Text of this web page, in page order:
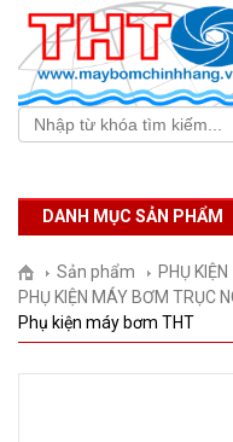
DANH MỤC SẢN PHẨM
Sản phẩm
PHỤ KIỆN
PHỤ KIỆN MÁY BƠM TRỤC
Phụ kiện máy bơm THT